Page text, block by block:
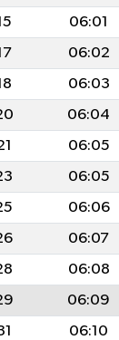
06:01
06:02
06:03
06:04
06:05
06:05
06:06
06:07
06:08
06:09
06:10